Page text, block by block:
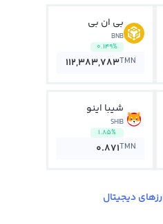
بی ان بی
BNB
0.149%
112,383,783TMN
شیبا اینو
SHIB
1.85%
0.871TMN
دیجیتال